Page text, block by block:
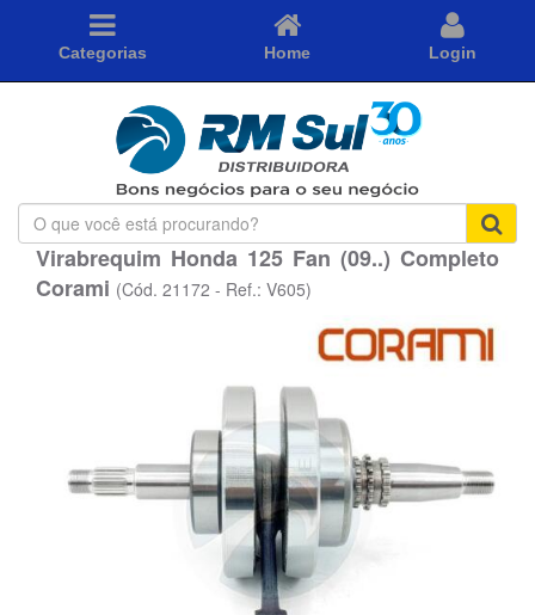
Categorias Home Login
O
que
você
está
Virabrequim Honda 125 Fan (09..) Completo
Corami (Cód. 21172 - Ref.: V605)